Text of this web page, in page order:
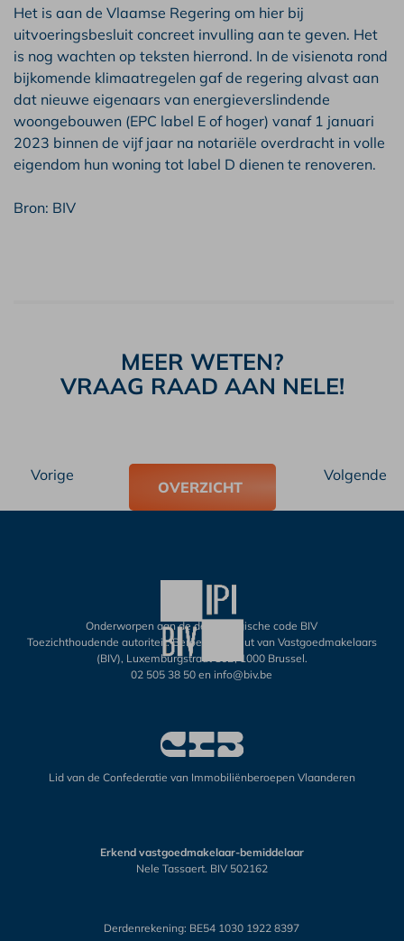
Het is aan de Vlaamse Regering om hier bij
uitvoeringsbesluit concreet invulling aan te geven. Het
is nog wachten op teksten hierrond. In de visienota rond
bijkomende klimaatregelen gaf de regering alvast aan
dat nieuwe eigenaars van energieverslindende
woongebouwen (EPC label E of hoger) vanaf 1 januari
2023 binnen de vijf jaar na notariële overdracht in volle
eigendom hun woning tot label D dienen te renoveren.
Bron: BIV
MEER WETEN?
VRAAG RAAD AAN NELE!
Vorige Volgende
OVERZICHT
Onderworpen aan de deontologische code BIV
Toezichthoudende autoriteit: Beroepsinstituut van Vastgoedmakelaars
(BIV), Luxemburgstraat 16B, 1000 Brussel.
02 505 38 50 en info@biv.be
Lid van de Confederatie van Immobiliënberoepen Vlaanderen
Erkend vastgoedmakelaar-bemiddelaar
Nele Tassaert. BIV 502162
Derdenrekening: BE54 1030 1922 8397